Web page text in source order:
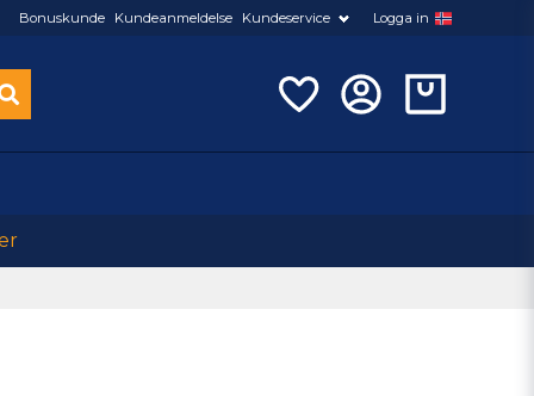
Bonuskunde Kundeanmeldelse Kundeservice Logga in